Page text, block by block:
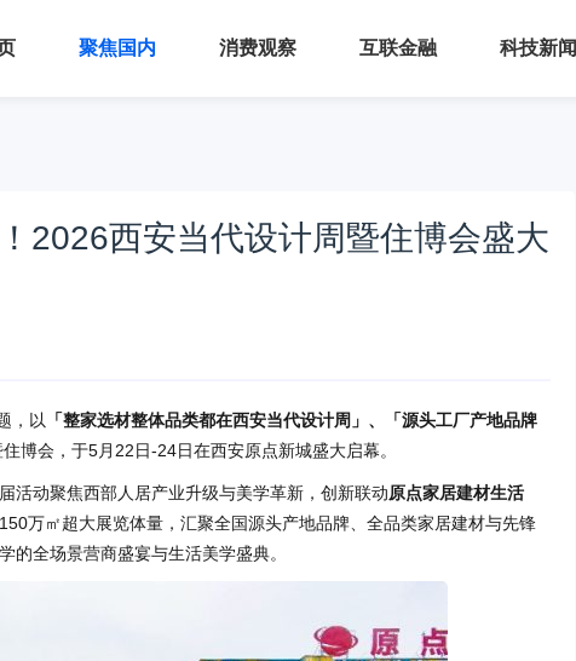
聚焦国内 消费观察 互联金融 科技新闻
2026西安当代设计周暨住博会盛大
，以
「整家选材整体品类都在西安当代设计周」、「源头工厂产地品牌
博会，于5月22日-24日在西安原点新城盛大启幕。
活动聚焦西部人居产业升级与美学革新，创新联动原点家居建材生活
万㎡超大展览体量，汇聚全国源头产地品牌、全品类家居建材与先锋
的全场景营商盛宴与生活美学盛典。